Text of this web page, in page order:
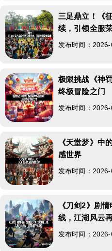
三足鼎立！《
续，引领全服
发布时间：
极限挑战《神
终极冒险之门
发布时间：
《天堂梦》中
感世界
发布时间：
《刀剑2》剧
线，江湖风云
发布时间：